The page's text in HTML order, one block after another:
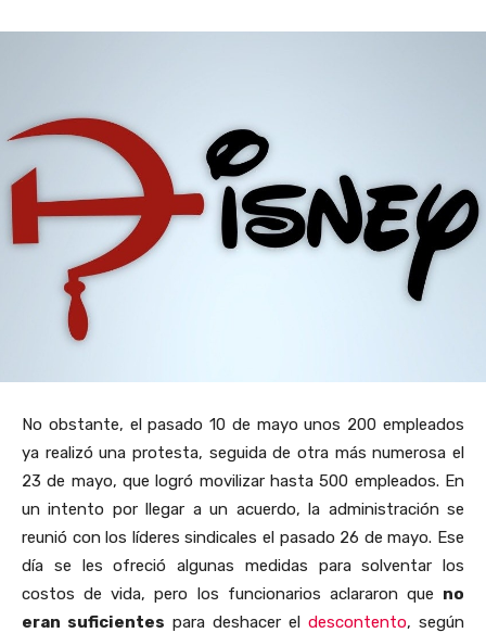
No obstante, el pasado 10 de mayo unos 200 empleados
ya realizó una protesta, seguida de otra más numerosa el
23 de mayo, que logró movilizar hasta 500 empleados. En
un intento por llegar a un acuerdo, la administración se
reunió con los líderes sindicales el pasado 26 de mayo. Ese
día se les ofreció algunas medidas para solventar los
costos de vida, pero los funcionarios aclararon que no
eran suficientes para deshacer el descontento, según